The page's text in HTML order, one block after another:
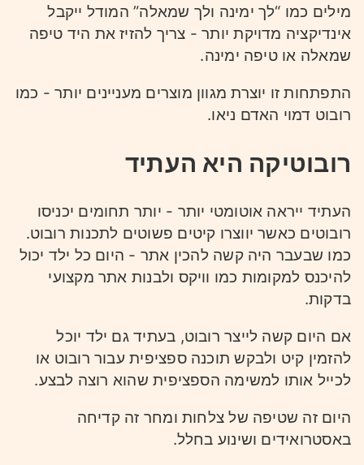
מילים כמו “לך ימינה ולך שמאלה” המודל ייקבל
אינדיקציה מדויקת יותר - צריך להזיז את היד טיפה
שמאלה או טיפה ימינה.
התפתחות זו יוצרת מגוון מוצרים מעניינים יותר - כמו
רובוט דמוי האדם ניאו.
רובוטיקה היא העתיד
העתיד ייראה אוטומטי יותר - יותר תחומים יכניסו
רובוטים כאשר יווצרו קיטים פשוטים לתכנות רובוט.
כמו שבעבר היה קשה להכין אתר - היום כל ילד יכול
להיכנס למקומות כמו וויקס ולבנות אתר מקצועי
בדקות.
אם היום קשה לייצר רובוט, בעתיד גם ילד יוכל
להזמין קיט ולבקש תוכנה ספציפית עבור רובוט או
לכייל אותו למשימה הספציפית שהוא רוצה לבצע.
היום זה שטיפה של צלחות ומחר זה קדיחה
באסטרואידים ושינוע בחלל.